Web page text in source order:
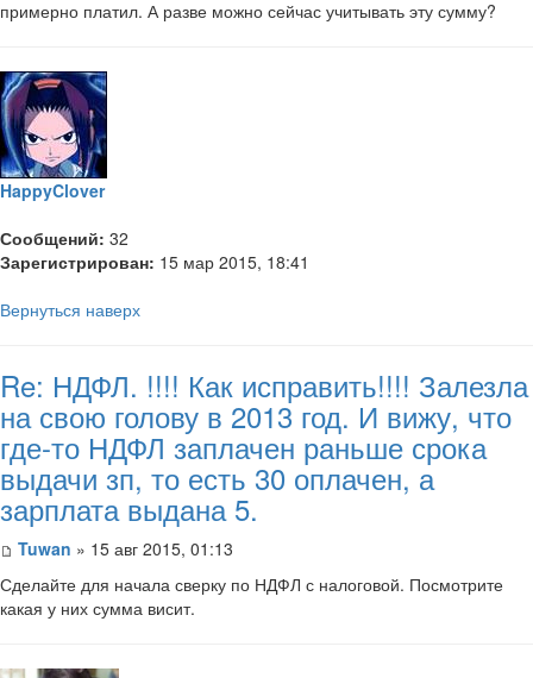
примерно платил. А разве можно сейчас учитывать эту сумму?
HappyClover
Сообщений: 32
Зарегистрирован: 15 мар 2015, 18:41
Вернуться наверх
Re: НДФЛ. !!!! Как исправить!!!! Залезла
на свою голову в 2013 год. И вижу, что
где-то НДФЛ заплачен раньше срока
выдачи зп, то есть 30 оплачен, а
зарплата выдана 5.
Tuwan » 15 авг 2015, 01:13
Сделайте для начала сверку по НДФЛ с налоговой. Посмотрите
какая у них сумма висит.